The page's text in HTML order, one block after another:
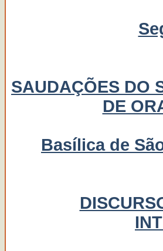
SAUDAÇÕES DO
DE
Basílica de